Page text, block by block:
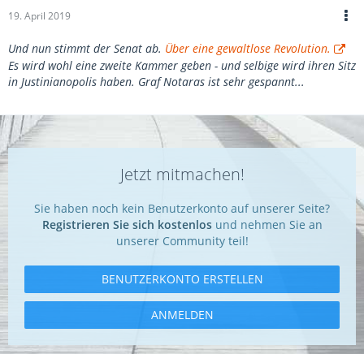
19. April 2019
Und nun stimmt der Senat ab. Über eine gewaltlose Revolution.
Es wird wohl eine zweite Kammer geben - und selbige wird ihren Sitz
in Justinianopolis haben. Graf Notaras ist sehr gespannt...
Jetzt mitmachen!
Sie haben noch kein Benutzerkonto auf unserer Seite?
Registrieren Sie sich kostenlosund nehmen Sie an
unserer Community teil!
BENUTZERKONTO ERSTELLEN
ANMELDEN